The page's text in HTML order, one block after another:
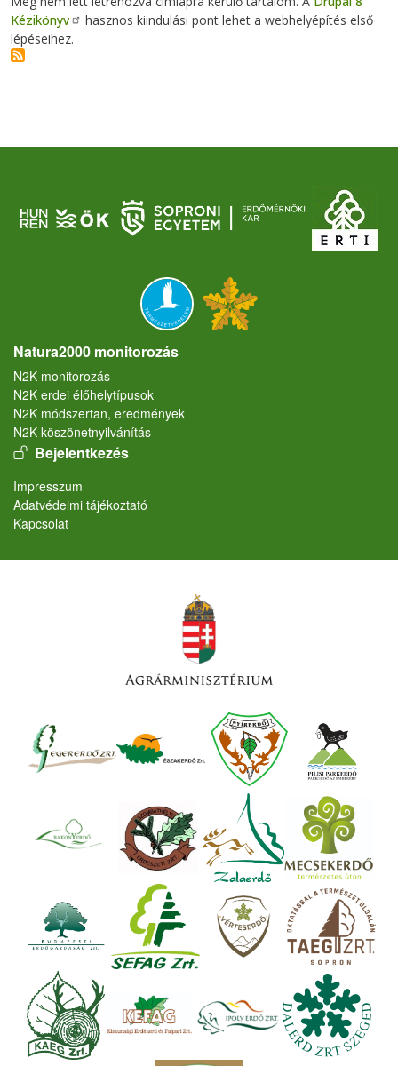
Kézikönyv
hasznos kiindulási pont lehet a webhelyépítés első
lépéseihez.
Natura2000 monitorozás
N2K monitorozás
N2K erdei élőhelytípusok
N2K módszertan, eredmények
N2K köszönetnyilvánítás
User account menu
Bejelentkezés
Lábléc
Impresszum
Adatvédelmi tájékoztató
Kapcsolat